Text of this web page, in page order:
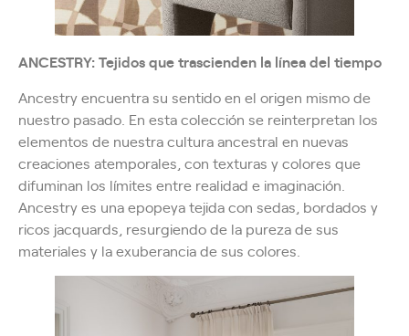
ANCESTRY: Tejidos que trascienden la línea del tiempo
Ancestry encuentra su sentido en el origen mismo de
nuestro pasado. En esta colección se reinterpretan los
elementos de nuestra cultura ancestral en nuevas
creaciones atemporales, con texturas y colores que
difuminan los límites entre realidad e imaginación.
Ancestry es una epopeya tejida con sedas, bordados y
ricos jacquards, resurgiendo de la pureza de sus
materiales y la exuberancia de sus colores.